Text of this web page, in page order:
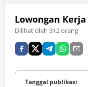
Lowongan Kerja
Dilihat oleh 312 orang
Tanggal publikasi